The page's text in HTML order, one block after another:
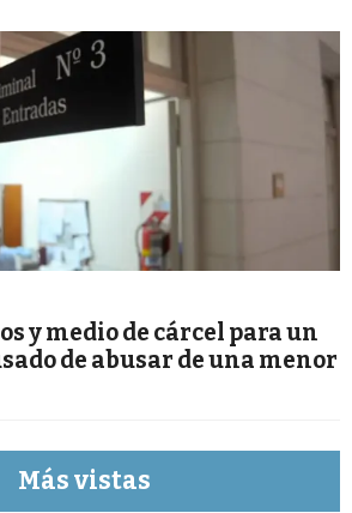
y medio de cárcel para un
de abusar de una menor
Más vistas